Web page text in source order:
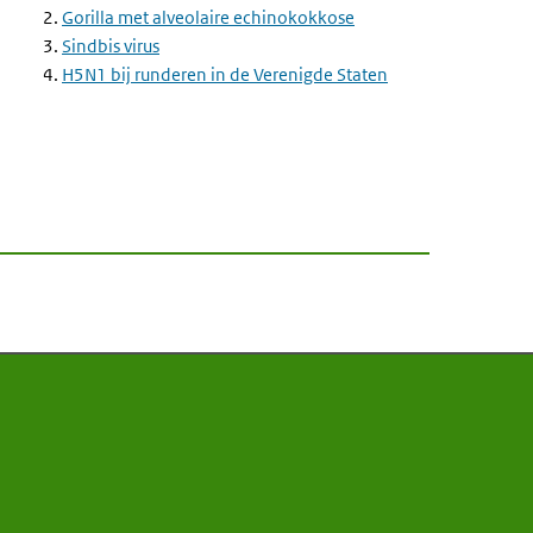
2. Gorilla met alveolaire echinokokkose
3. Sindbis virus
4. H5N1 bij runderen in de Verenigde Staten